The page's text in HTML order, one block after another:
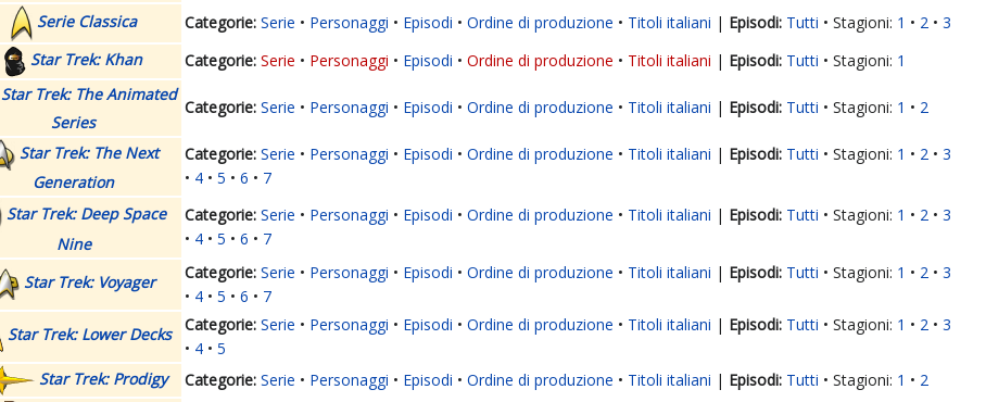
Serie Classica
Serie Personaggi Episodi Ordine di produzione Titoli italiani | Tutti Stagioni: 1 2
3
Star Trek: Khan
Serie Personaggi Episodi Ordine di produzione Titoli italiani | Tutti Stagioni: 1
Star Trek: The Animated
Series
Serie Personaggi Episodi Ordine di produzione Titoli italiani | Tutti Stagioni: 1 2
Star Trek: The Next
Generation
Serie Personaggi Episodi Ordine di produzione Titoli italiani | Tutti Stagioni: 1 2
3
4
5 6
7
Star Trek: Deep Space
Nine
Serie Personaggi Episodi Ordine di produzione Titoli italiani | Tutti Stagioni: 1 2
3
4
5 6 7
Star Trek: Voyager Serie Personaggi Episodi Ordine di produzione Titoli italiani | Tutti Stagioni: 1 2
3
4
5 6
7
Star Trek: Lower Decks
Serie Personaggi Episodi Ordine di produzione Titoli italiani | Tutti Stagioni: 1 2
3
4
5
Star Trek: Prodigy
Serie Personaggi Episodi Ordine di produzione Titoli italiani | Tutti Stagioni: 1
2